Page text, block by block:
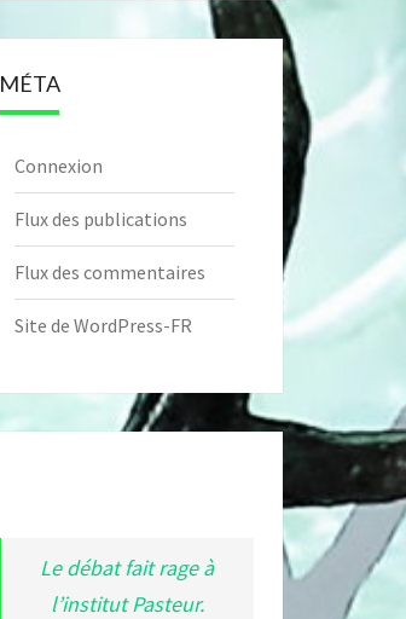
MÉTA
Connexion
Flux des publications
Flux des commentaires
Site de WordPress-FR
Le débat fait rage à
l’institut Pasteur.